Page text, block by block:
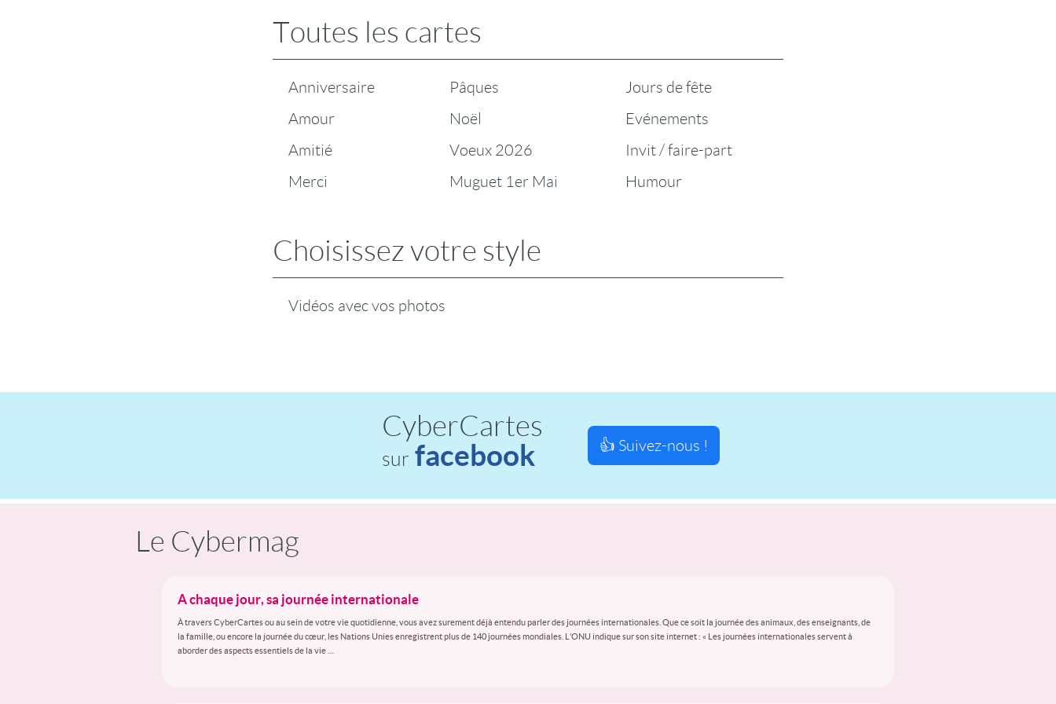
Toutes les cartes
Anniversaire
Amour
Amitié
Merci
Pâques
Noël
Voeux 2026
Muguet 1er Mai
Jours de fête
Evénements
Invit / faire-part
Humour
Choisissez votre style
Vidéos avec vos photos
CyberCartes
sur facebook 👍 Suivez-nous !
Le Cybermag
A chaque jour, sa journée internationale
À travers CyberCartes ou au sein de votre vie quotidienne, vous avez surement déjà entendu parler des journées internationales. Que ce soit la journée des animaux, des enseignants, de
la famille, ou encore la journée du cœur, les Nations Unies enregistrent plus de 140 journées mondiales. L’ONU indique sur son site internet : « Les journées internationales servent à
aborder des aspects essentiels de la vie …